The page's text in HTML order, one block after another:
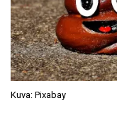
Kuva: Pixabay